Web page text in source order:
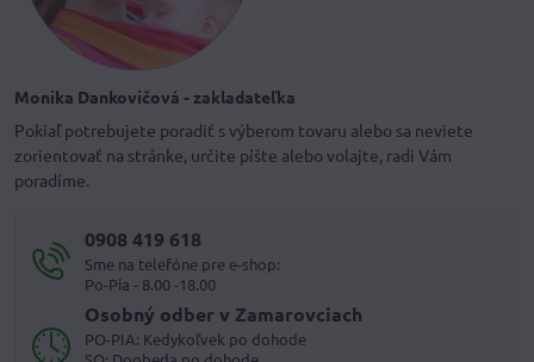
Monika Dankovičová - zakladateľka
Pokiaľ potrebujete poradiť s výberom tovaru alebo sa neviete
zorientovať na stránke, určite píšte alebo volajte, radi Vám
poradíme.
0908 419 618
Sme na telefóne pre e-shop:
Po-Pia - 8.00 -18.00
Osobný odber v Zamarovciach
PO-PIA: Kedykoľvek po dohode